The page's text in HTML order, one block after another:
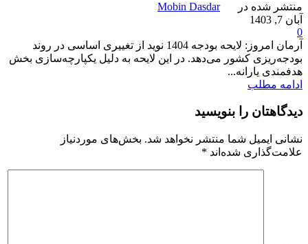
منتشر شده در
Mobin Dasdar
آبان 7, 1403
0
آرمان امروز: لایحه بودجه 1404 نوید از تغییری اساسی در روند
بودجه‌ریزی کشور می‌دهد. در این لایحه به دلیل یکپارچه‌سازی بخش
هدفمندی یارانه...
ادامه مطلب
دیدگاهتان را بنویسید
نشانی ایمیل شما منتشر نخواهد شد. بخش‌های موردنیاز
علامت‌گذاری شده‌اند *